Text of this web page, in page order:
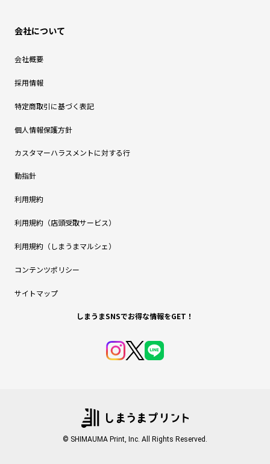
会社について
会社概要
採用情報
特定商取引に基づく表記
個人情報保護方針
カスタマーハラスメントに対する行
動指針
利用規約
利用規約（店頭受取サービス）
利用規約（しまうまマルシェ）
コンテンツポリシー
サイトマップ
しまうまSNSでお得な情報をGET！
© SHIMAUMA Print, Inc. All Rights Reserved.